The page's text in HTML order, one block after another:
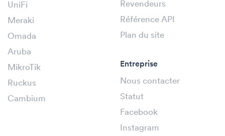
UniFi
Meraki
Omada
Aruba
MikroTik
Ruckus
Cambium
Revendeurs
Référence API
Plan du site
Entreprise
Nous contacter
Statut
Facebook
Instagram